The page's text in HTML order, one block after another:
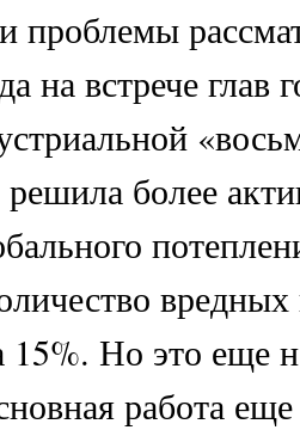
на встрече глав
более
15%. Но это еще
работа